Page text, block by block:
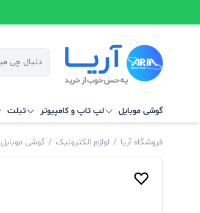
گوشی موبایل لپ تاپ و کامپیوتر تبلت
فروشگاه آریا / لوازم الکترونیک / گوشی موبایل